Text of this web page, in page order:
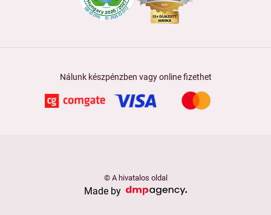
Nálunk készpénzben vagy online fizethet
© A hivatalos oldal
Made by